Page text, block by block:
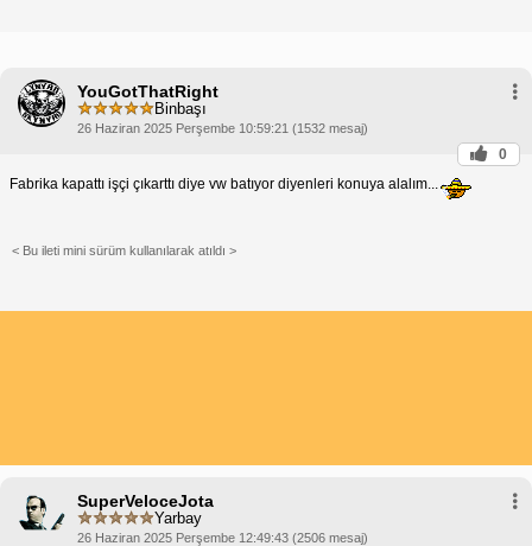
YouGotThatRight
Binbaşı
26 Haziran 2025 Perşembe 10:59:21 (1532 mesaj)
0
Fabrika kapattı işçi çıkarttı diye vw batıyor diyenleri konuya alalım...
< Bu ileti mini sürüm kullanılarak atıldı >
SuperVeloceJota
Yarbay
26 Haziran 2025 Perşembe 12:49:43 (2506 mesaj)